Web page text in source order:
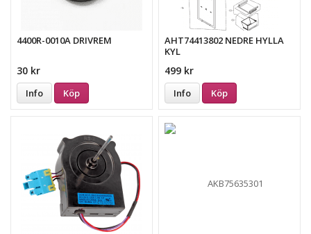
4400R-0010A DRIVREM
30 kr
Info Köp
AHT74413802 NEDRE HYLLA
KYL
499 kr
Info Köp